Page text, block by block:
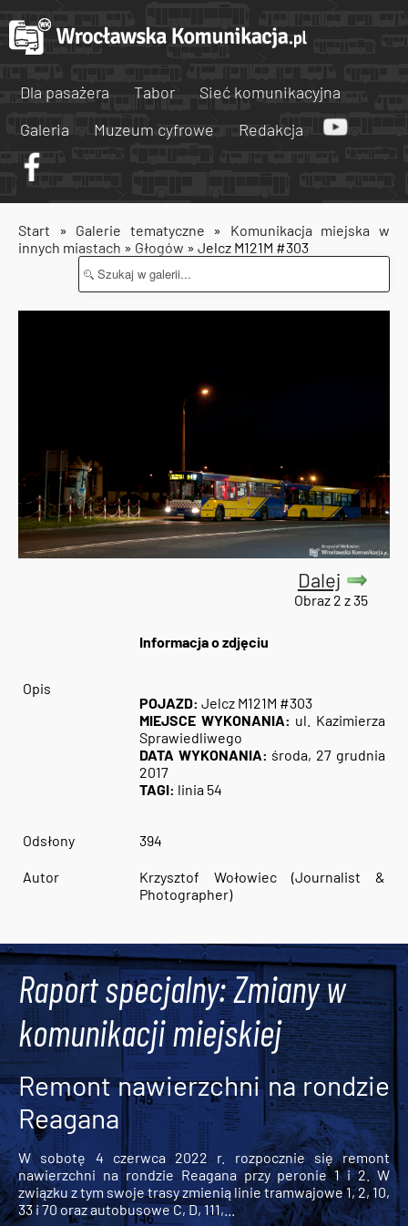
Dla pasażera Tabor
Sieć komunikacyjna
Galeria
Muzeum cyfrowe Redakcja
Start » Galerie tematyczne » Komunikacja miejska w
innych miastach » Głogów » Jelcz M121M #303
Dalej
Obraz 2 z 35
Informacja o zdjęciu
Opis
POJAZD: Jelcz M121M #303
MIEJSCE WYKONANIA: ul. Kazimierza
Sprawiedliwego
DATA WYKONANIA: środa, 27 grudnia
2017
TAGI: linia 54
Odsłony 394
Autor
Krzysztof Wołowiec (Journalist &
Photographer)
Raport specjalny: Zmiany w
komunikacji miejskiej
Remont nawierzchni na rondzie
Reagana
W sobotę 4 czerwca 2022 r. rozpocznie się remont
nawierzchni na rondzie Reagana przy peronie 1 i 2. W
związku z tym swoje trasy zmienią linie tramwajowe 1, 2, 10,
33 i 70 oraz autobusowe C, D, 111,...